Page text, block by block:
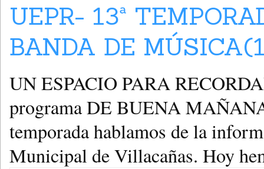
UEPR- 13ª
BANDA DE
UN ESPACIO PARA
programa DE BUENA
temporada hablamos de la
Municipal de Villacañas. Hoy